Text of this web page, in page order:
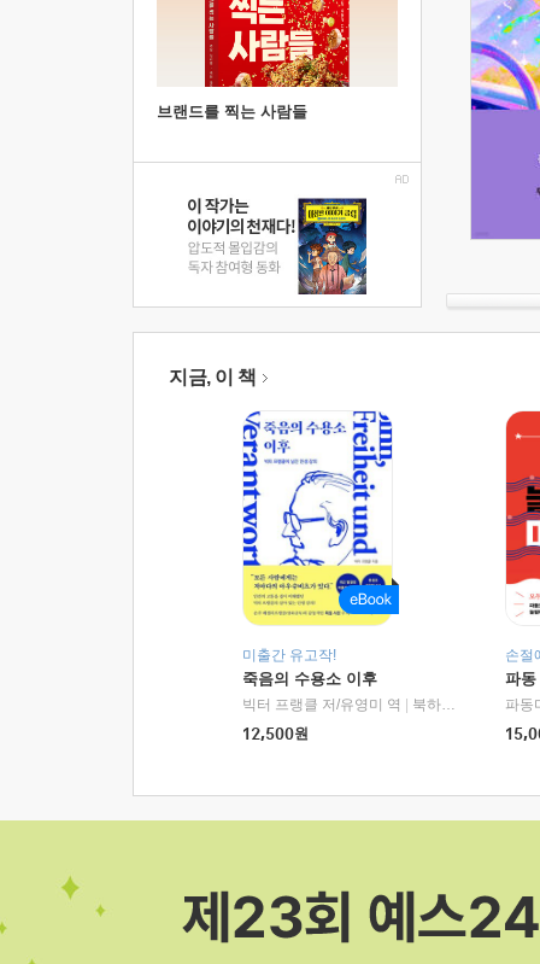
브랜드를 찍는 사람들
지금, 이 책
미출간 유고작!
죽음의 수용소 이후
빅터 프랭클 저/유영미 역
북하우스
12,500원
손절
파동
파동